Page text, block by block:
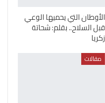
الأوطان التي يحميها الوعي
قبل السلاح.. بقلم: شحاتة
زكريا
مقالات